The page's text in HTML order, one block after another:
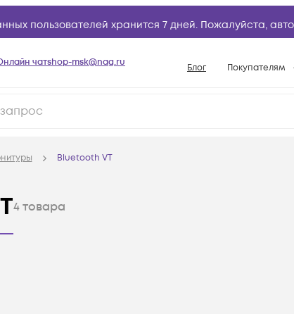
пользователей хранится 7 дней. Пожалуйста,
чатshop-msk@nag.ru Блог Покупателям
Bluetooth VT
4товара